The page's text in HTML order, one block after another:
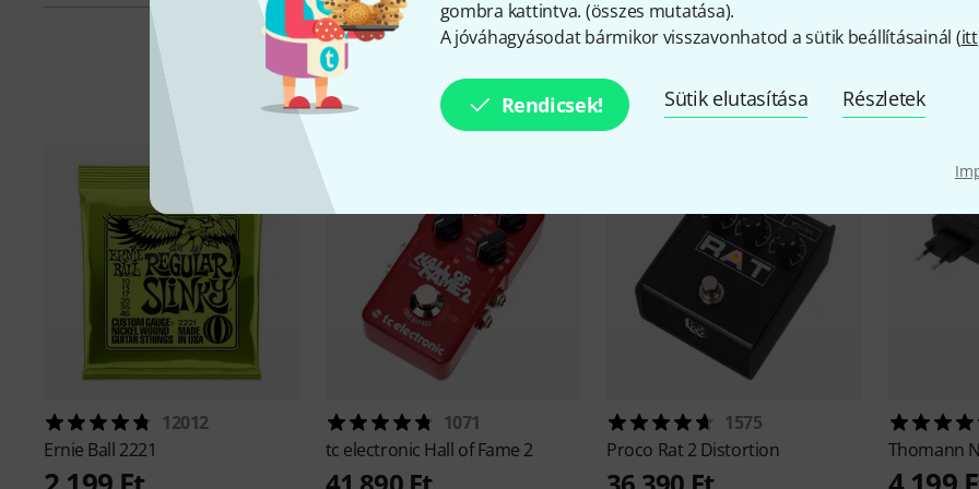
gombra kattintva. (összes mutatása).
A jóváhagyásodat bármikor visszavonhatod a sütik beállításainál (itt
Rendicsek! Sütik elutasítása Részletek
Kiegészítők és hozzáillő
12012
Ernie Ball 2221
1071
tc electronic Hall of Fame 2
1575
Proco Rat 2 Distortion
Thomann